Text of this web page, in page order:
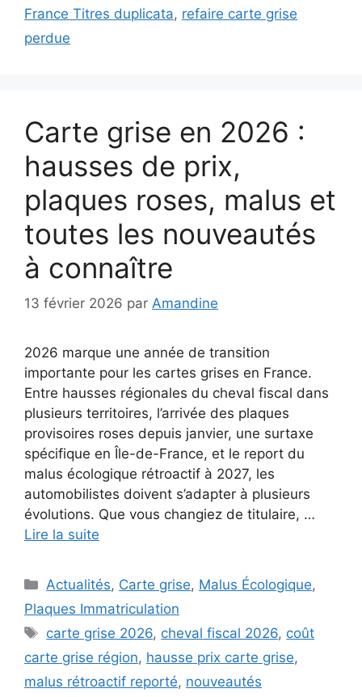
France Titres duplicata, refaire carte grise
perdue
Carte grise en 2026 :
hausses de prix,
plaques roses, malus et
toutes les nouveautés
à connaître
13 février 2026 par Amandine
2026 marque une année de transition
importante pour les cartes grises en France.
Entre hausses régionales du cheval fiscal dans
plusieurs territoires, l’arrivée des plaques
provisoires roses depuis janvier, une surtaxe
spécifique en Île-de-France, et le report du
malus écologique rétroactif à 2027, les
automobilistes doivent s’adapter à plusieurs
évolutions. Que vous changiez de titulaire, …
Lire la suite
Catégories
Actualités, Carte grise, Malus Écologique,
Plaques Immatriculation
Étiquettes
carte grise 2026, cheval fiscal 2026, coût
carte grise région, hausse prix carte grise,
malus rétroactif reporté, nouveautés